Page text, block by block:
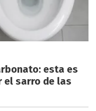
esta es
el sarro de las